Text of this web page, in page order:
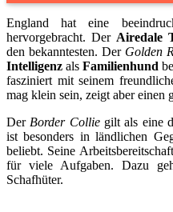
England hat eine
hervorgebracht. Der Airedale
den bekanntesten. Der Golden
Intelligenz alsFamilienhund
fasziniert mit seinem
mag klein sein, zeigt aber einen
Der Border Colliegilt als eine
ist besonders in ländlichen
beliebt. Seine
für viele Aufgaben. Dazu
Schafhüter.